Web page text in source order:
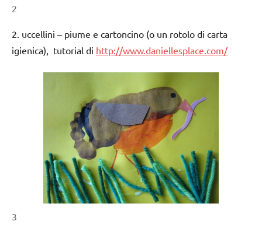
2
2. uccellini – piume e cartoncino (o un rotolo di carta
igienica), tutorial di http://www.daniellesplace.com/
3